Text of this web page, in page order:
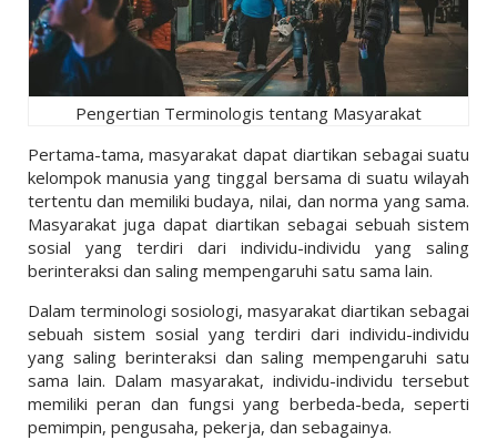
Pengertian Terminologis tentang Masyarakat
Pertama-tama, masyarakat dapat diartikan sebagai suatu
kelompok manusia yang tinggal bersama di suatu wilayah
tertentu dan memiliki budaya, nilai, dan norma yang sama.
Masyarakat juga dapat diartikan sebagai sebuah sistem
sosial yang terdiri dari individu-individu yang saling
berinteraksi dan saling mempengaruhi satu sama lain.
Dalam terminologi sosiologi, masyarakat diartikan sebagai
sebuah sistem sosial yang terdiri dari individu-individu
yang saling berinteraksi dan saling mempengaruhi satu
sama lain. Dalam masyarakat, individu-individu tersebut
memiliki peran dan fungsi yang berbeda-beda, seperti
pemimpin, pengusaha, pekerja, dan sebagainya.